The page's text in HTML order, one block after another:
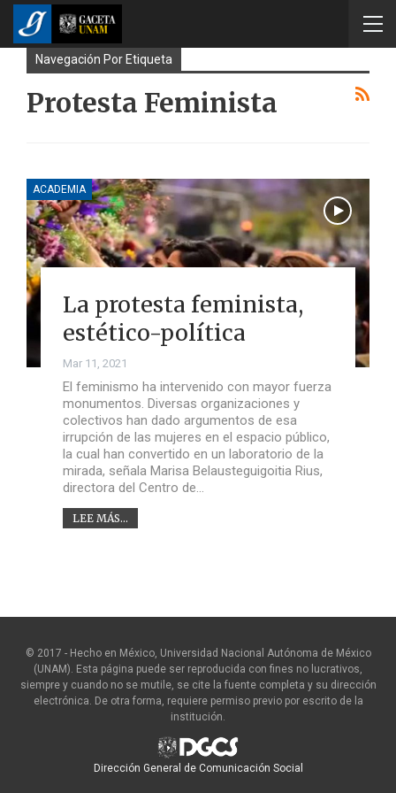
Navegación Por Etiqueta
Protesta Feminista
ACADEMIA
La protesta feminista,
estético-política
Mar 11, 2021
El feminismo ha intervenido con mayor fuerza
monumentos. Diversas organizaciones y
colectivos han dado argumentos de esa
irrupción de las mujeres en el espacio público,
la cual han convertido en un laboratorio de la
mirada, señala Marisa Belausteguigoitia Rius,
directora del Centro de…
LEE MÁS...
© 2017 - Hecho en México, Universidad Nacional Autónoma de México
(UNAM). Esta página puede ser reproducida con fines no lucrativos,
siempre y cuando no se mutile, se cite la fuente completa y su dirección
electrónica. De otra forma, requiere permiso previo por escrito de la
institución.
Dirección General de Comunicación Social